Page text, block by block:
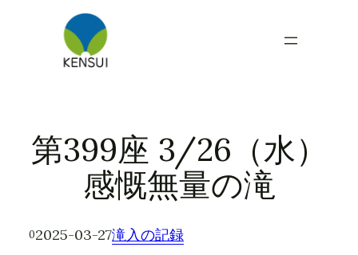
第399座 3/26（水）
感慨無量の滝
02025-03-27滝入の記録